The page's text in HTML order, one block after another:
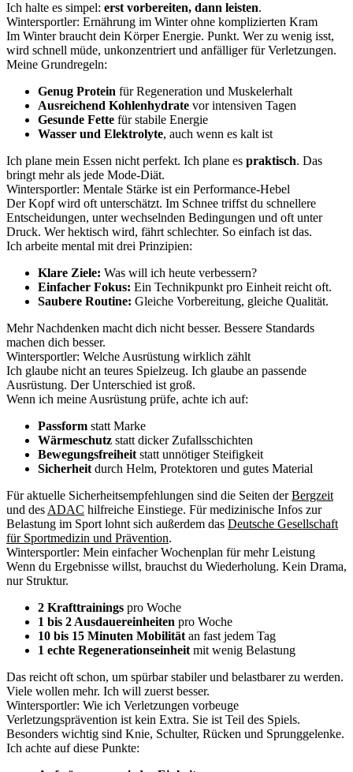
Ich halte es simpel: erst vorbereiten, dann leisten.
Wintersportler: Ernährung im Winter ohne komplizierten Kram
Im Winter braucht dein Körper Energie. Punkt. Wer zu wenig isst,
wird schnell müde, unkonzentriert und anfälliger für Verletzungen.
Meine Grundregeln:
Genug Protein für Regeneration und Muskelerhalt
Ausreichend Kohlenhydrate vor intensiven Tagen
Gesunde Fette für stabile Energie
Wasser und Elektrolyte, auch wenn es kalt ist
Ich plane mein Essen nicht perfekt. Ich plane es praktisch. Das
bringt mehr als jede Mode-Diät.
Wintersportler: Mentale Stärke ist ein Performance-Hebel
Der Kopf wird oft unterschätzt. Im Schnee triffst du schnellere
Entscheidungen, unter wechselnden Bedingungen und oft unter
Druck. Wer hektisch wird, fährt schlechter. So einfach ist das.
Ich arbeite mental mit drei Prinzipien:
Klare Ziele: Was will ich heute verbessern?
Einfacher Fokus: Ein Technikpunkt pro Einheit reicht oft.
Saubere Routine: Gleiche Vorbereitung, gleiche Qualität.
Mehr Nachdenken macht dich nicht besser. Bessere Standards
machen dich besser.
Wintersportler: Welche Ausrüstung wirklich zählt
Ich glaube nicht an teures Spielzeug. Ich glaube an passende
Ausrüstung. Der Unterschied ist groß.
Wenn ich meine Ausrüstung prüfe, achte ich auf:
Passform statt Marke
Wärmeschutz statt dicker Zufallsschichten
Bewegungsfreiheit statt unnötiger Steifigkeit
Sicherheit durch Helm, Protektoren und gutes Material
Für aktuelle Sicherheitsempfehlungen sind die Seiten derBergzeit
und des ADAC hilfreiche Einstiege. Für medizinische Infos zur
Belastung im Sport lohnt sich außerdem das Deutsche Gesellschaft
für Sportmedizin und Prävention.
Wintersportler: Mein einfacher Wochenplan für mehr Leistung
Wenn du Ergebnisse willst, brauchst du Wiederholung. Kein Drama,
nur Struktur.
2 Krafttrainings pro Woche
1 bis 2 Ausdauereinheiten pro Woche
10 bis 15 Minuten Mobilität an fast jedem Tag
1 echte Regenerationseinheit mit wenig Belastung
Das reicht oft schon, um spürbar stabiler und belastbarer zu werden.
Viele wollen mehr. Ich will zuerst besser.
Wintersportler: Wie ich Verletzungen vorbeuge
Verletzungsprävention ist kein Extra. Sie ist Teil des Spiels.
Besonders wichtig sind Knie, Schulter, Rücken und Sprunggelenke.
Ich achte auf diese Punkte: